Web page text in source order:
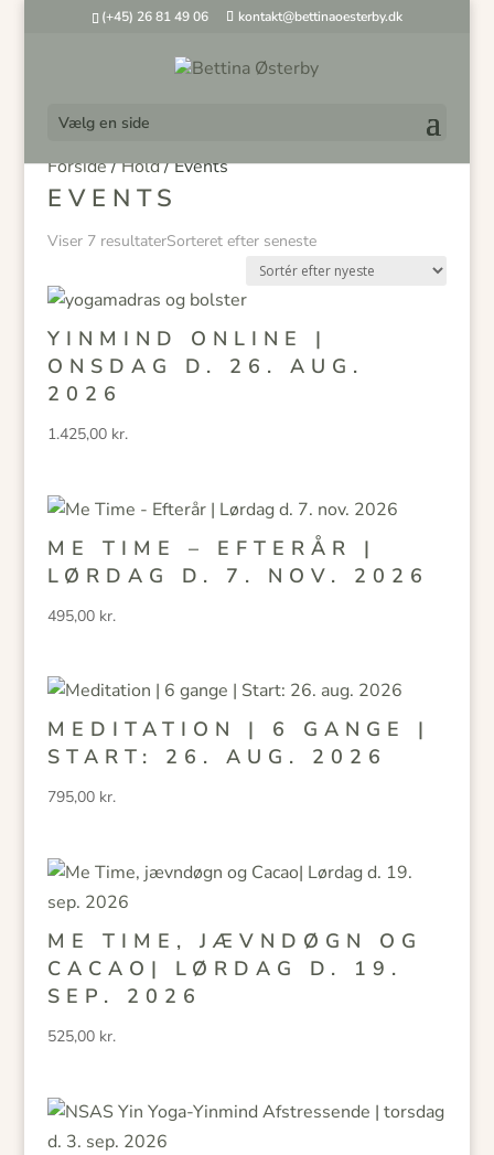
(+45) 26 81 49 06 kontakt@bettinaoesterby.dk
Vælg en side
Forside/Hold/ Events
EVENTS
Viser 7 resultaterSorteret efter seneste
YINMIND ONLINE |
ONSDAG D. 26. AUG.
2026
1.425,00 kr.
ME TIME – EFTERÅR |
LØRDAG D. 7. NOV. 2026
495,00 kr.
MEDITATION | 6 GANGE |
START: 26. AUG. 2026
795,00 kr.
ME TIME, JÆVNDØGN OG
CACAO| LØRDAG D. 19.
SEP. 2026
525,00 kr.